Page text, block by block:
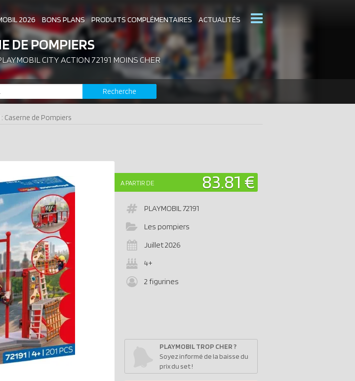
2026 BONS PLANS PRODUITS COMPLÉMENTAIRES ACTUALITÉS
DE FANS EXPOSITIONS PLAYMOBIL CATALOGUES PLAYMOBIL
LES PLAYMOBIL LES PLUS CHERS DERNIERS PLAYMOBIL AJOUTÉS
DE POMPIERS
CITY ACTION 72191 MOINS CHER
Recherche
: Caserne de Pompiers
A PARTIR DE 83.81 €
PLAYMOBIL72191
Les pompiers
Juillet 2026
4+
2 figurines
PLAYMOBIL TROP CHER ?
Soyez informé de la baisse du
prix du set !